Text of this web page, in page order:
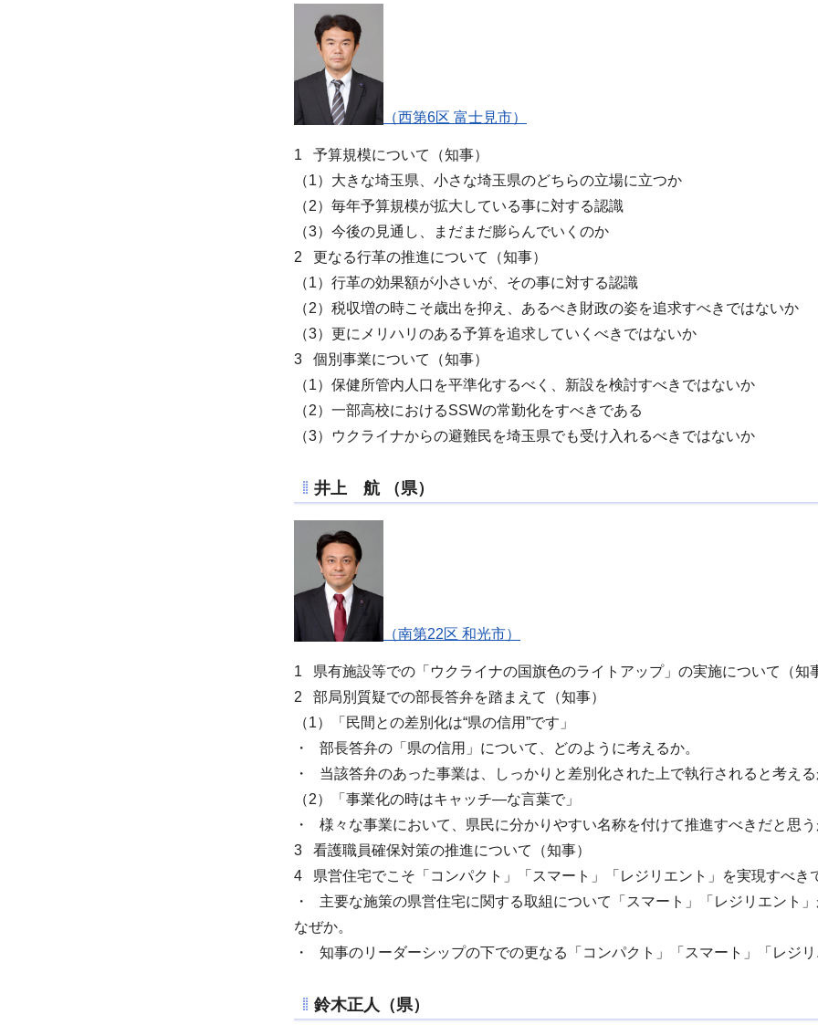
（西第6区 富士見市）
1 予算規模について（知事）
（1）大きな埼玉県、小さな埼玉県のどちらの立場に立つか
（2）毎年予算規模が拡大している事に対する認識
（3）今後の見通し、まだまだ膨らんでいくのか
2 更なる行革の推進について（知事）
（1）行革の効果額が小さいが、その事に対する認識
（2）税収増の時こそ歳出を抑え、あるべき財政の姿を追求すべきではないか
（3）更にメリハリのある予算を追求していくべきではないか
3 個別事業について（知事）
（1）保健所管内人口を平準化するべく、新設を検討すべきではないか
（2）一部高校におけるSSWの常勤化をすべきである
（3）ウクライナからの避難民を埼玉県でも受け入れるべきではないか
井上 航 （県）
（南第22区 和光市）
1 県有施設等での「ウクライナの国旗色のライトアップ」の実施について（知
2 部局別質疑での部長答弁を踏まえて（知事）
（1）「民間との差別化は“県の信用”です」
・ 部長答弁の「県の信用」について、どのように考えるか。
・ 当該答弁のあった事業は、しっかりと差別化された上で執行されると考え
（2）「事業化の時はキャッチ―な言葉で」
・ 様々な事業において、県民に分かりやすい名称を付けて推進すべきだと思
3 看護職員確保対策の推進について（知事）
4 県営住宅でこそ「コンパクト」「スマート」「レジリエント」を実現すべき
・ 主要な施策の県営住宅に関する取組について「スマート」「レジリエント
なぜか。
・ 知事のリーダーシップの下での更なる「コンパクト」「スマート」「レジ
鈴木正人 （県）